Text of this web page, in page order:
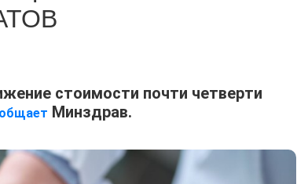
стоимости почти четверти
Минздрав.